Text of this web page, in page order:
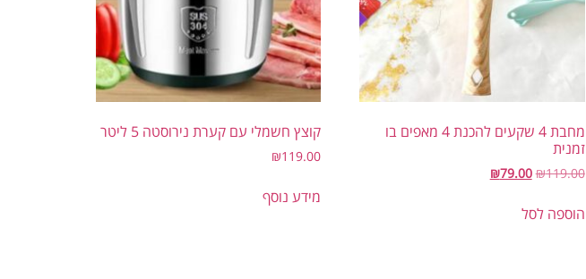
מחבת 4 שקעים להכנת 4 מאפים בו
זמנית
₪119.00
₪79.00
הוספה לסל
קוצץ חשמלי עם קערת נירוסטה 5 ליטר
₪119.00
מידע נוסף